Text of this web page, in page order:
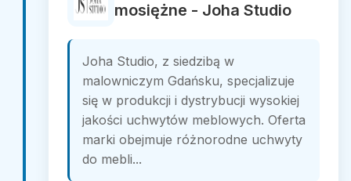
mosiężne - Joha Studio
Joha Studio, z siedzibą w
malowniczym Gdańsku, specjalizuje
się w produkcji i dystrybucji wysokiej
jakości uchwytów meblowych. Oferta
marki obejmuje różnorodne uchwyty
do mebli...